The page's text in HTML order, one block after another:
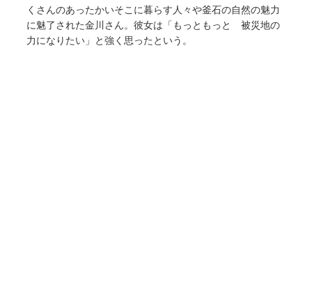
くさんのあったかいそこに暮らす人々や釜石の自然の魅力
に魅了された金川さん。彼女は「もっともっと 被災地の
力になりたい」と強く思ったという。